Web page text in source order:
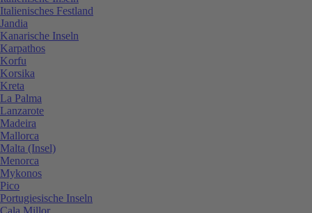
Italienisches Festland
Jandia
Kanarische Inseln
Karpathos
Korfu
Korsika
Kreta
La Palma
Lanzarote
Madeira
Mallorca
Malta (Insel)
Menorca
Mykonos
Pico
Portugiesische Inseln
Cala Millor